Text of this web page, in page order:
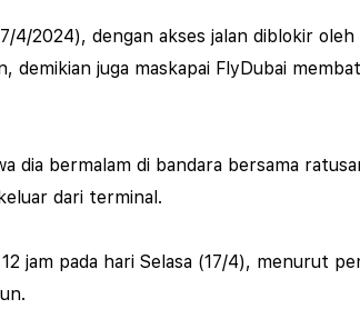
4/2024), dengan akses jalan diblokir
juga maskapai FlyDubai
dia bermalam di bandara bersama
dari terminal.
jam pada hari Selasa (17/4), menurut